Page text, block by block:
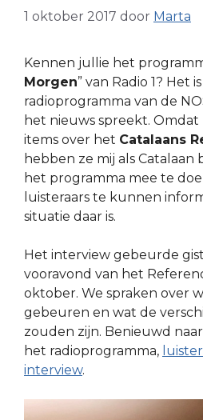
1 oktober 2017 door Marta
Kennen jullie het
Morgen” van Radio 1? Het
radioprogramma van de
het nieuws spreekt.
items over het Catalaans
hebben ze mij als Catalaan
het programma mee te
luisteraars te kunnen
situatie daar is.
Het interview gebeurde
vooravond van het
oktober. We spraken over
gebeuren en wat de
zouden zijn. Benieuwd
het radioprogramma,
interview.